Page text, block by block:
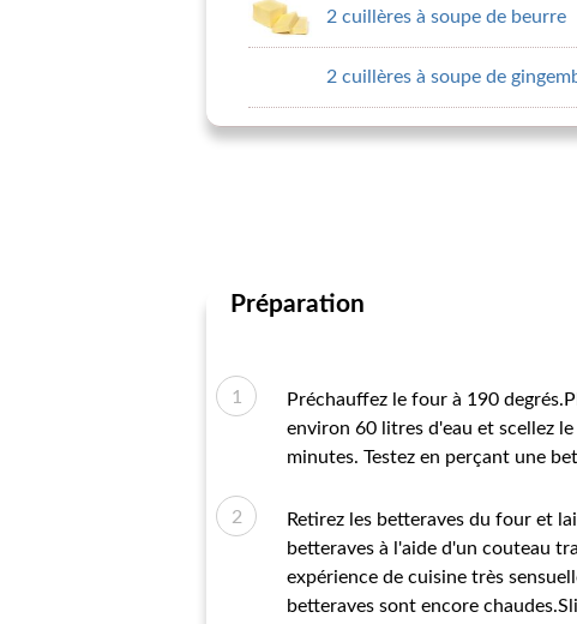
2 cuillères à soupe de beurre
2 cuillères à soupe de
Préparation
Préchauffez le four à 190
environ 60 litres d'eau et scellez
minutes. Testez en perçant une
Retirez les betteraves du four et
betteraves à l'aide d'un couteau
expérience de cuisine très
betteraves sont encore